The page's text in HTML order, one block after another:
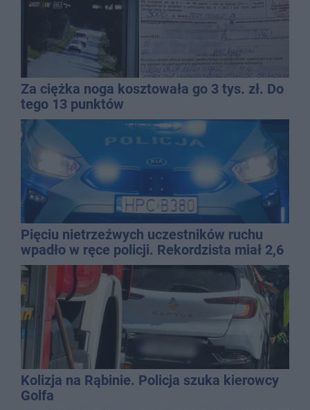
Za ciężka noga kosztowała go 3 tys. zł. Do
tego 13 punktów
Pięciu nietrzeźwych uczestników ruchu
wpadło w ręce policji. Rekordzista miał 2,6
promila
Kolizja na Rąbinie. Policja szuka kierowcy
Golfa